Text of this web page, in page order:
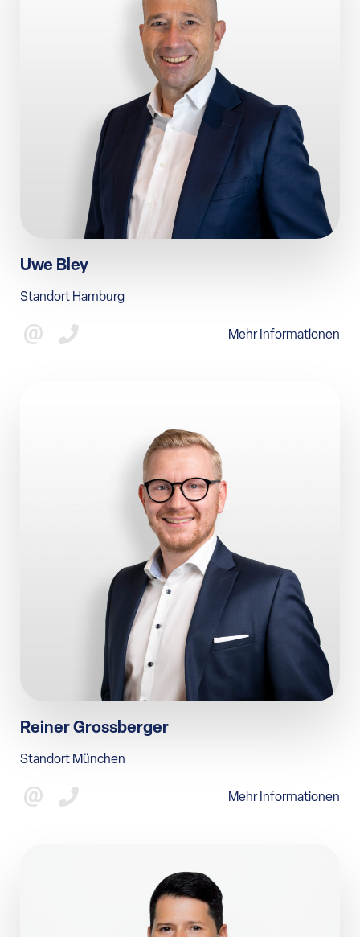
Uwe Bley
Standort Hamburg
Mehr Informationen
Reiner Grossberger
Standort München
Mehr Informationen